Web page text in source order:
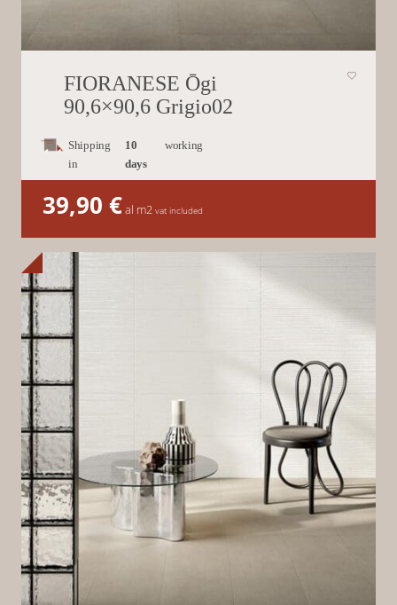
FIORANESE Ōgi
90,6×90,6 Grigio02
Shipping
in
10
days
working
39,90 €al m2 vat included